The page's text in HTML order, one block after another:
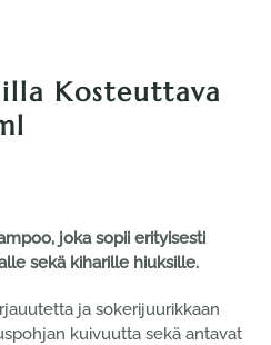
Kosteuttava
joka sopii erityisesti
sekä kiharille hiuksille.
ja sokerijuurikkaan
kuivuutta sekä antavat